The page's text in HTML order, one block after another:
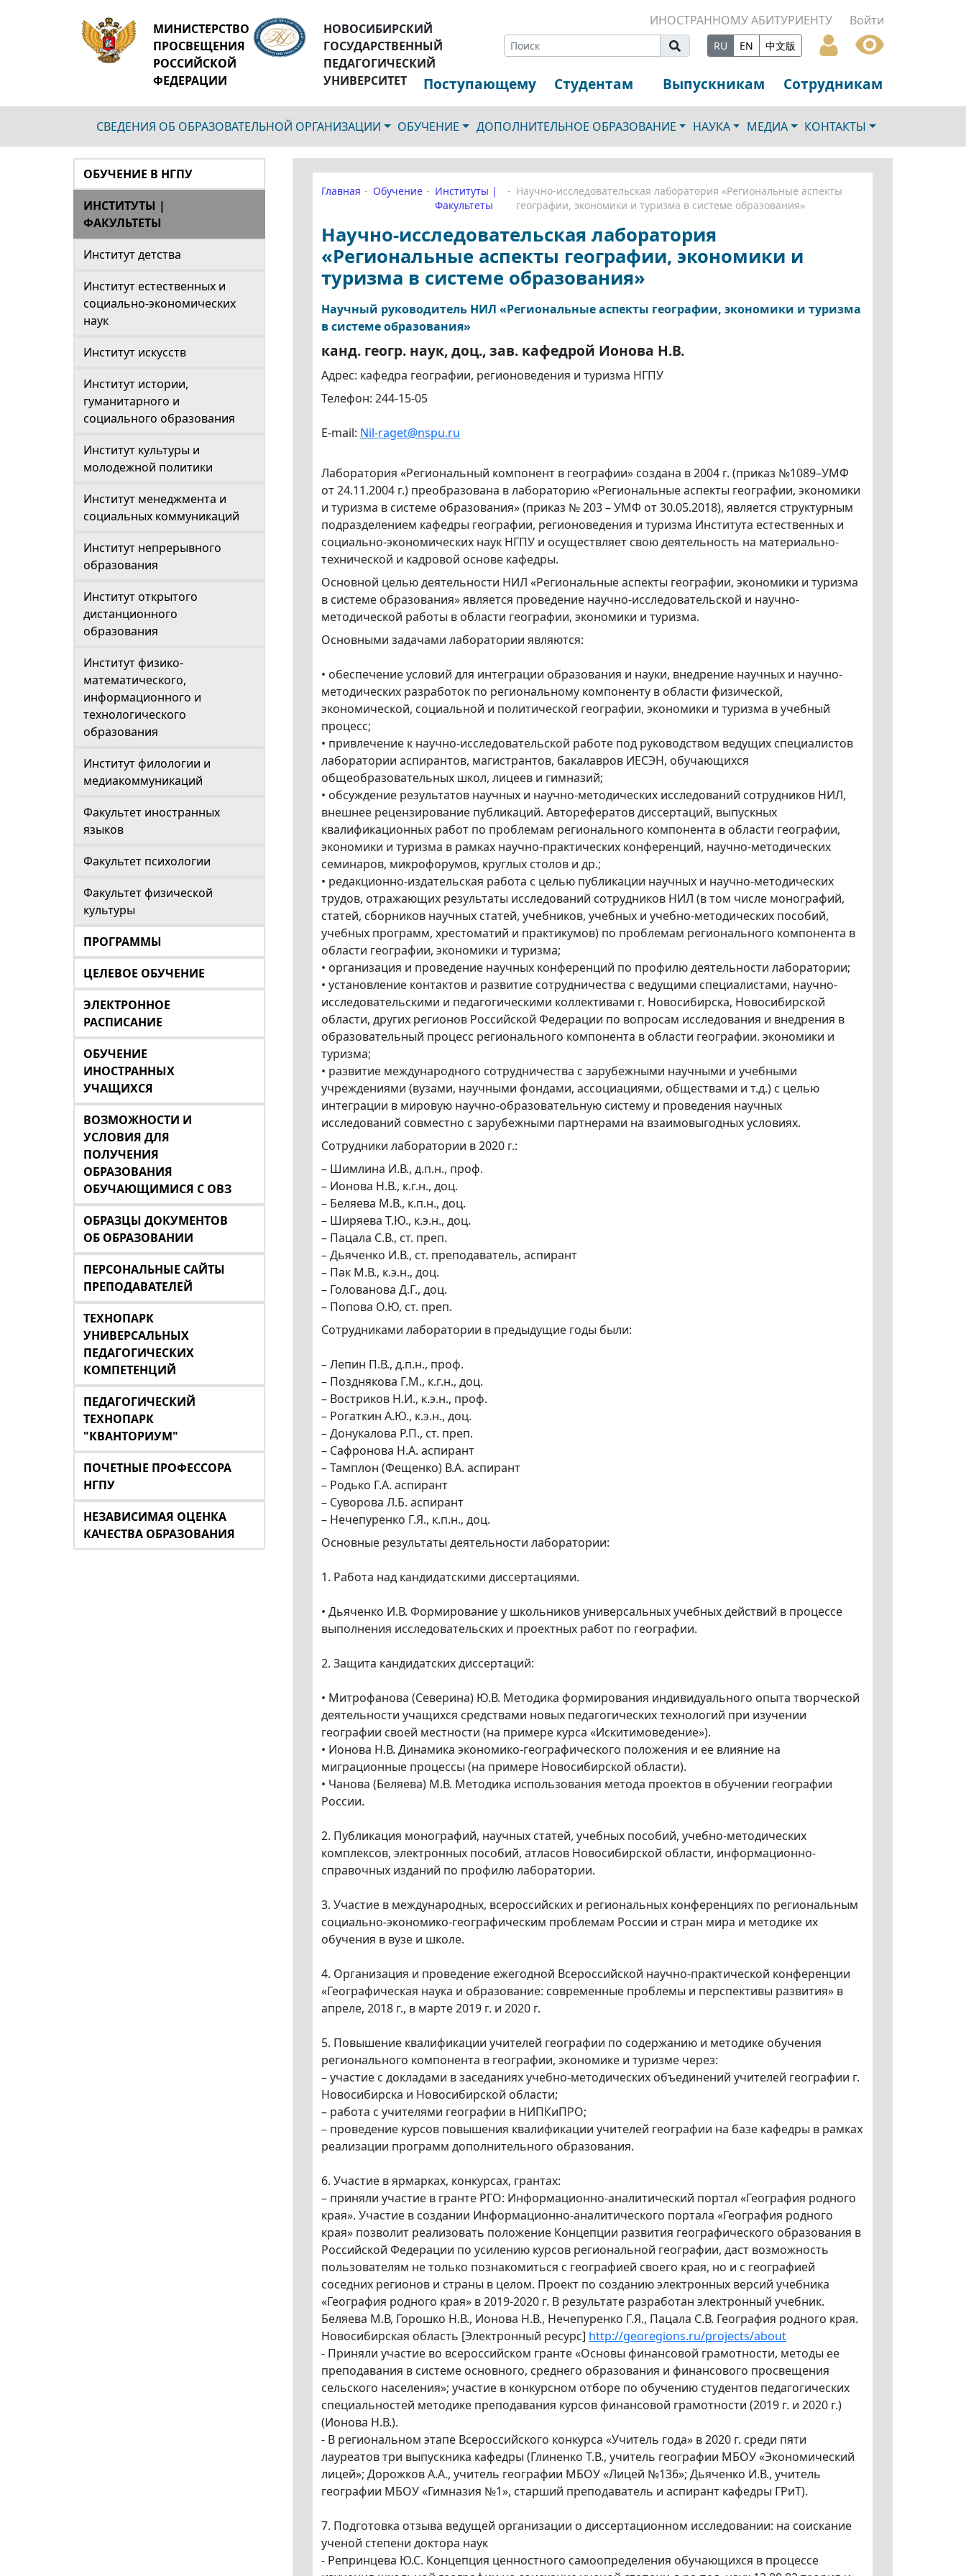
МИНИСТЕРСТВО
ПРОСВЕЩЕНИЯ
РОССИЙСКОЙ
ФЕДЕРАЦИИ
НОВОСИБИРСКИЙ
ГОСУДАРСТВЕННЫЙ
ПЕДАГОГИЧЕСКИЙ
УНИВЕРСИТЕТ
ИНОСТРАННОМУ АБИТУРИЕНТУ Войти
RU EN 中文版
Поступающему Студентам Выпускникам Сотрудникам
СВЕДЕНИЯ ОБ ОБРАЗОВАТЕЛЬНОЙ ОРГАНИЗАЦИИ ОБУЧЕНИЕ ДОПОЛНИТЕЛЬНОЕ ОБРАЗОВАНИЕ НАУКА МЕДИА КОНТАКТЫ
ОБУЧЕНИЕ В НГПУ
ИНСТИТУТЫ |
ФАКУЛЬТЕТЫ
Институт детства
Институт естественных и
социально-экономических
наук
Институт искусств
Институт истории,
гуманитарного и
социального образования
Институт культуры и
молодежной политики
Институт менеджмента и
социальных коммуникаций
Институт непрерывного
образования
Институт открытого
дистанционного
образования
Институт физико-
математического,
информационного и
технологического
образования
Институт филологии и
медиакоммуникаций
Факультет иностранных
языков
Факультет психологии
Факультет физической
культуры
ПРОГРАММЫ
ЦЕЛЕВОЕ ОБУЧЕНИЕ
ЭЛЕКТРОННОЕ
РАСПИСАНИЕ
ОБУЧЕНИЕ
ИНОСТРАННЫХ
УЧАЩИХСЯ
ВОЗМОЖНОСТИ И
УСЛОВИЯ ДЛЯ
ПОЛУЧЕНИЯ
ОБРАЗОВАНИЯ
ОБУЧАЮЩИМИСЯ С ОВЗ
ОБРАЗЦЫ ДОКУМЕНТОВ
ОБ ОБРАЗОВАНИИ
ПЕРСОНАЛЬНЫЕ САЙТЫ
ПРЕПОДАВАТЕЛЕЙ
ТЕХНОПАРК
УНИВЕРСАЛЬНЫХ
ПЕДАГОГИЧЕСКИХ
КОМПЕТЕНЦИЙ
ПЕДАГОГИЧЕСКИЙ
ТЕХНОПАРК
"КВАНТОРИУМ"
ПОЧЕТНЫЕ ПРОФЕССОРА
НГПУ
НЕЗАВИСИМАЯ ОЦЕНКА
КАЧЕСТВА ОБРАЗОВАНИЯ
Главная Обучение
Институты |
Факультеты
Научно-исследовательская лаборатория «Региональные аспекты
географии, экономики и туризма в системе образования»
Научно-исследовательская лаборатория
«Региональные аспекты географии, экономики и
туризма в системе образования»
Научный руководитель НИЛ «Региональные аспекты географии, экономики и туризма
в системе образования»
канд. геогр. наук, доц., зав. кафедрой Ионова Н.В.
Адрес: кафедра географии, регионоведения и туризма НГПУ
Телефон: 244-15-05
E-mail: Nil-raget@nspu.ru
Лаборатория «Региональный компонент в географии» создана в 2004 г. (приказ №1089–УМФ
от 24.11.2004 г.) преобразована в лабораторию «Региональные аспекты географии, экономики
и туризма в системе образования» (приказ № 203 – УМФ от 30.05.2018), является структурным
подразделением кафедры географии, регионоведения и туризма Института естественных и
социально-экономических наук НГПУ и осуществляет свою деятельность на материально-
технической и кадровой основе кафедры.
Основной целью деятельности НИЛ «Региональные аспекты географии, экономики и туризма
в системе образования» является проведение научно-исследовательской и научно-
методической работы в области географии, экономики и туризма.
Основными задачами лаборатории являются:
• обеспечение условий для интеграции образования и науки, внедрение научных и научно-
методических разработок по региональному компоненту в области физической,
экономической, социальной и политической географии, экономики и туризма в учебный
процесс;
• привлечение к научно-исследовательской работе под руководством ведущих специалистов
лаборатории аспирантов, магистрантов, бакалавров ИЕСЭН, обучающихся
общеобразовательных школ, лицеев и гимназий;
• обсуждение результатов научных и научно-методических исследований сотрудников НИЛ,
внешнее рецензирование публикаций. Авторефератов диссертаций, выпускных
квалификационных работ по проблемам регионального компонента в области географии,
экономики и туризма в рамках научно-практических конференций, научно-методических
семинаров, микрофорумов, круглых столов и др.;
• редакционно-издательская работа с целью публикации научных и научно-методических
трудов, отражающих результаты исследований сотрудников НИЛ (в том числе монографий,
статей, сборников научных статей, учебников, учебных и учебно-методических пособий,
учебных программ, хрестоматий и практикумов) по проблемам регионального компонента в
области географии, экономики и туризма;
• организация и проведение научных конференций по профилю деятельности лаборатории;
• установление контактов и развитие сотрудничества с ведущими специалистами, научно-
исследовательскими и педагогическими коллективами г. Новосибирска, Новосибирской
области, других регионов Российской Федерации по вопросам исследования и внедрения в
образовательный процесс регионального компонента в области географии. экономики и
туризма;
• развитие международного сотрудничества с зарубежными научными и учебными
учреждениями (вузами, научными фондами, ассоциациями, обществами и т.д.) с целью
интеграции в мировую научно-образовательную систему и проведения научных
исследований совместно с зарубежными партнерами на взаимовыгодных условиях.
Сотрудники лаборатории в 2020 г.:
– Шимлина И.В., д.п.н., проф.
– Ионова Н.В., к.г.н., доц.
– Беляева М.В., к.п.н., доц.
– Ширяева Т.Ю., к.э.н., доц.
– Пацала С.В., ст. преп.
– Дьяченко И.В., ст. преподаватель, аспирант
– Пак М.В., к.э.н., доц.
– Голованова Д.Г., доц.
– Попова О.Ю, ст. преп.
Сотрудниками лаборатории в предыдущие годы были:
– Лепин П.В., д.п.н., проф.
– Позднякова Г.М., к.г.н., доц.
– Востриков Н.И., к.э.н., проф.
– Рогаткин А.Ю., к.э.н., доц.
– Донукалова Р.П., ст. преп.
– Сафронова Н.А. аспирант
– Тамплон (Фещенко) В.А. аспирант
– Родько Г.А. аспирант
– Суворова Л.Б. аспирант
– Нечепуренко Г.Я., к.п.н., доц.
Основные результаты деятельности лаборатории:
1. Работа над кандидатскими диссертациями.
• Дьяченко И.В. Формирование у школьников универсальных учебных действий в процессе
выполнения исследовательских и проектных работ по географии.
2. Защита кандидатских диссертаций:
• Митрофанова (Северина) Ю.В. Методика формирования индивидуального опыта творческой
деятельности учащихся средствами новых педагогических технологий при изучении
географии своей местности (на примере курса «Искитимоведение»).
• Ионова Н.В. Динамика экономико-географического положения и ее влияние на
миграционные процессы (на примере Новосибирской области).
• Чанова (Беляева) М.В. Методика использования метода проектов в обучении географии
России.
2. Публикация монографий, научных статей, учебных пособий, учебно-методических
комплексов, электронных пособий, атласов Новосибирской области, информационно-
справочных изданий по профилю лаборатории.
3. Участие в международных, всероссийских и региональных конференциях по региональным
социально-экономико-географическим проблемам России и стран мира и методике их
обучения в вузе и школе.
4. Организация и проведение ежегодной Всероссийской научно-практической конференции
«Географическая наука и образование: современные проблемы и перспективы развития» в
апреле, 2018 г., в марте 2019 г. и 2020 г.
5. Повышение квалификации учителей географии по содержанию и методике обучения
регионального компонента в географии, экономике и туризме через:
– участие с докладами в заседаниях учебно-методических объединений учителей географии г.
Новосибирска и Новосибирской области;
– работа с учителями географии в НИПКиПРО;
– проведение курсов повышения квалификации учителей географии на базе кафедры в рамках
реализации программ дополнительного образования.
6. Участие в ярмарках, конкурсах, грантах:
– приняли участие в гранте РГО: Информационно-аналитический портал «География родного
края». Участие в создании Информационно-аналитического портала «География родного
края» позволит реализовать положение Концепции развития географического образования в
Российской Федерации по усилению курсов региональной географии, даст возможность
пользователям не только познакомиться с географией своего края, но и с географией
соседних регионов и страны в целом. Проект по созданию электронных версий учебника
«География родного края» в 2019-2020 г. В результате разработан электронный учебник.
Беляева М.В, Горошко Н.В., Ионова Н.В., Нечепуренко Г.Я., Пацала С.В. География родного края.
Новосибирская область [Электронный ресурс] http://georegions.ru/projects/about
- Приняли участие во всероссийском гранте «Основы финансовой грамотности, методы ее
преподавания в системе основного, среднего образования и финансового просвещения
сельского населения»; участие в конкурсном отборе по обучению студентов педагогических
специальностей методике преподавания курсов финансовой грамотности (2019 г. и 2020 г.)
(Ионова Н.В.).
- В региональном этапе Всероссийского конкурса «Учитель года» в 2020 г. среди пяти
лауреатов три выпускника кафедры (Глиненко Т.В., учитель географии МБОУ «Экономический
лицей»; Дорожков А.А., учитель географии МБОУ «Лицей №136»; Дьяченко И.В., учитель
географии МБОУ «Гимназия №1», старший преподаватель и аспирант кафедры ГРиТ).
7. Подготовка отзыва ведущей организации о диссертационном исследовании: на соискание
ученой степени доктора наук
- Репринцева Ю.С. Концепция ценностного самоопределения обучающихся в процессе